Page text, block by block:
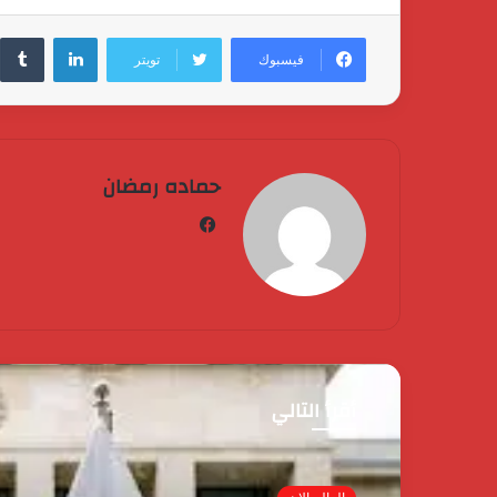
فيسبوك تويتر
لينكدإن
حماده رمضان
أقرأ التالي